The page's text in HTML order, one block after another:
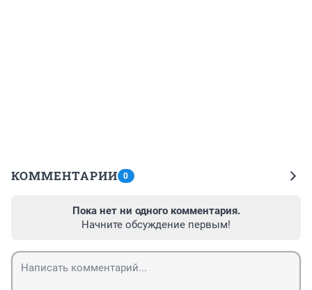
КОММЕНТАРИИ 0
Пока нет ни одного комментария.
Начните обсуждение первым!